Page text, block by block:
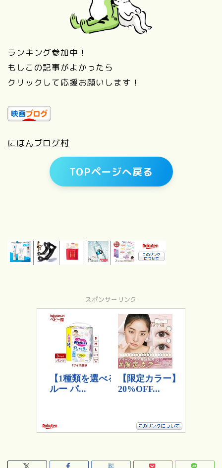
ランキング参加中！
もしこの記事がよかったら
クリックして応援お願いします！
にほんブログ村
TOPページへ戻る
スポンサーリンク